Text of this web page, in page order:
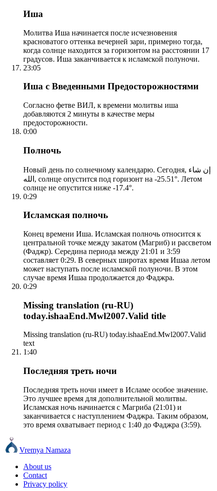
Иша
Молитва Иша начинается после исчезновения
красноватого оттенка вечерней зари, примерно тогда,
когда солнце находится за горизонтом на расстоянии 17
градусов. Иша заканчивается к исламской полуночи.
23:05
Иша с Введенными Предосторожностями
Согласно фетве ВИЛ, к времени молитвы иша
добавляются 2 минуты в качестве меры
предосторожности.
0:00
Полночь
Новый день по солнечному календарю. Сегодня, إن شاء
الله, солнце опустится под горизонт на -25.51°. Летом
солнце не опустится ниже -17.4°.
0:29
Исламская полночь
Конец времени Иша. Исламская полночь относится к
центральной точке между закатом (Магриб) и рассветом
(Фаджр). Середина периода между 21:01 и 3:59
составляет 0:29. В северных широтах время Ишаа летом
может наступать после исламской полуночи. В этом
случае время Ишаа продолжается до Фаджра.
0:29
Missing translation (ru-RU)
today.ishaaEnd.Mwl2007.Valid title
Missing translation (ru-RU) today.ishaaEnd.Mwl2007.Valid
text
1:40
Последняя треть ночи
Последняя треть ночи имеет в Исламе особое значение.
Это лучшее время для дополнительной молитвы.
Исламская ночь начинается с Магриба (21:01) и
заканчивается с наступлением Фаджра. Таким образом,
это время охватывает период с 1:40 до Фаджра (3:59).
Vremya Namaza
About us
Contact
Privacy policy